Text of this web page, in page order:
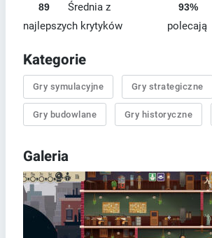
89
Średnia z
najlepszych krytyków
93%
polecają
Kategorie
Gry symulacyjne Gry strategiczne
Gry budowlane Gry historyczne
Galeria